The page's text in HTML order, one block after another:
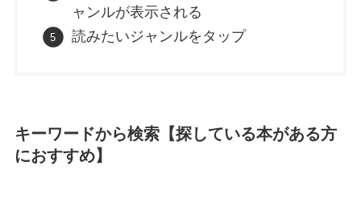
ャンルが表示される
読みたいジャンルをタップ
キーワードから検索【探している本がある方
におすすめ】